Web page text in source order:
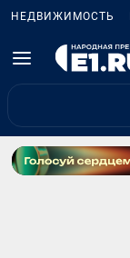
НЕДВИЖИМОСТЬ